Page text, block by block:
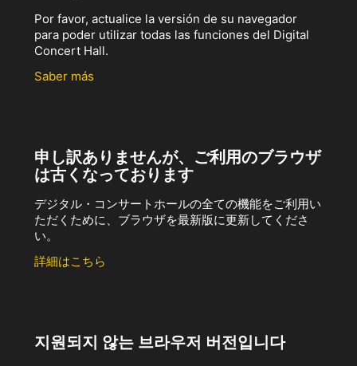
Por favor, actualice la versión de su navegador
para poder utilizar todas las funciones del Digital
Concert Hall.
Saber más
申し訳ありませんが、ご利用のブラウザ
は古くなっております
デジタル・コンサートホールの全ての機能をご利用い
ただくために、ブラウザを最新版に更新してくださ
い。
詳細はこちら
지원되지 않는 브라우저 버전입니다